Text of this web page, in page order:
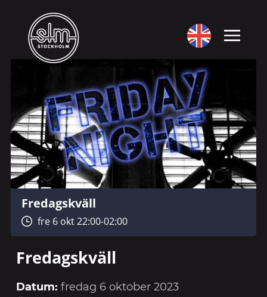
Fredagskväll
fre 6 okt 22:00-02:00
Fredagskväll
Datum: fredag 6 oktober 2023